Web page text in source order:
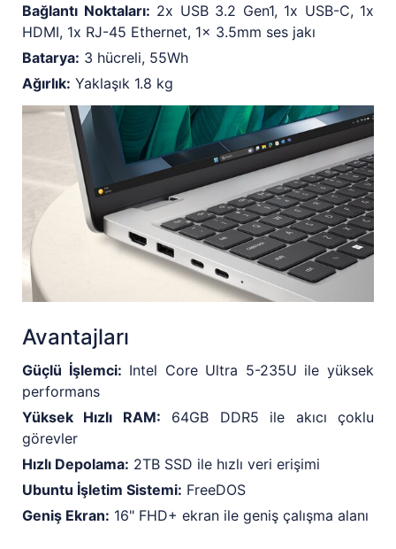
Bağlantı Noktaları: 2x USB 3.2 Gen1, 1x USB-C, 1x
HDMI, 1x RJ-45 Ethernet, 1x 3.5mm ses jakı
Batarya: 3 hücreli, 55Wh
Ağırlık: Yaklaşık 1.8 kg
Avantajları
Güçlü İşlemci: Intel Core Ultra 5-235U ile yüksek
performans
Yüksek Hızlı RAM: 64GB DDR5 ile akıcı çoklu
görevler
Hızlı Depolama: 2TB SSD ile hızlı veri erişimi
Ubuntu İşletim Sistemi: FreeDOS
Geniş Ekran: 16" FHD+ ekran ile geniş çalışma alanı